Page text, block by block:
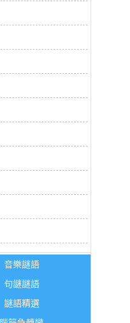
音樂謎語
句謎謎語
謎語精選